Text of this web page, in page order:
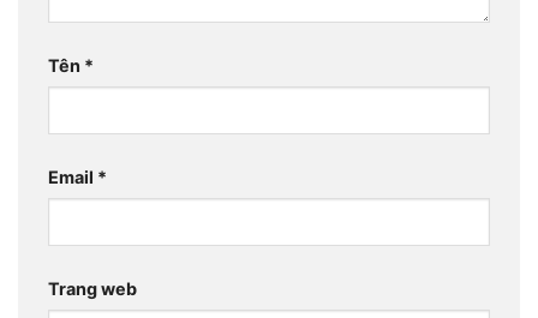
Tên *
Email *
Trang web